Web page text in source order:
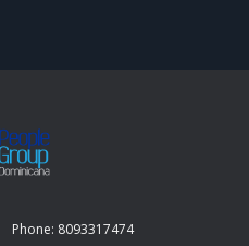
Phone: 8093317474